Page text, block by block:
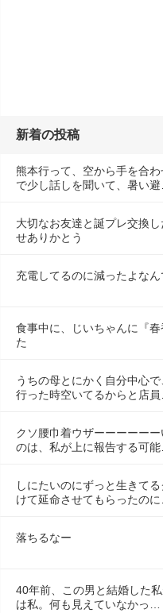
新着の投稿
熊本行って、空から手を合
で少し話しを聞いて、暑い避
大切なお友達と誕プレ交換
せありかとう
充電してるのに減ったよなん
食事中に、じいちゃんに『
た
うちの母とにかく自分中心
行った時空いてるからと店員
クソ腰巾着ウザーーーーー
のは、私が上に報告する可能
しにたいのにずっと生きて
けて延命させてもらったのに
落ちるなー
40年前、この男と結婚した
は私。何も見えていなかっ…